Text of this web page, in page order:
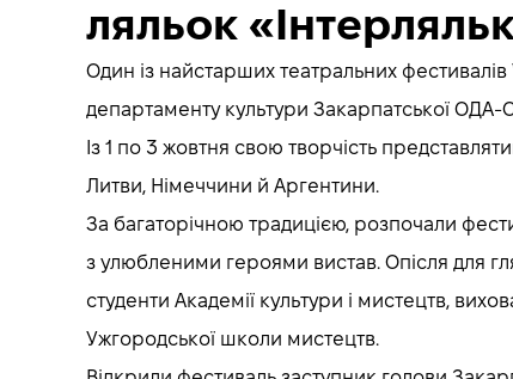
ляльок
Один із найстарших театральних
департаменту культури Закарпатської ОДА-
Із 1 по 3 жовтня свою творчість
Литви, Німеччини й Аргентини.
За багаторічною традицією, розпочали
з улюбленими героями вистав. Опісля для
студенти Академії культури і мистецтв,
Ужгородської школи мистецтв.